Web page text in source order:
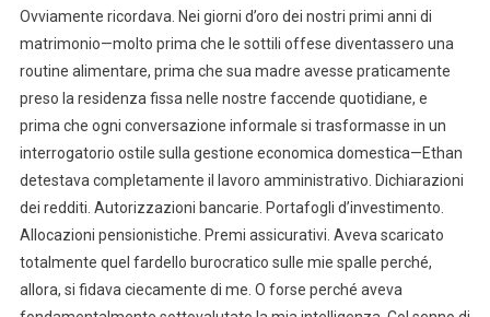
Ovviamente ricordava. Nei giorni d’oro dei nostri primi anni di
matrimonio—molto prima che le sottili offese diventassero una
routine alimentare, prima che sua madre avesse praticamente
preso la residenza fissa nelle nostre faccende quotidiane, e
prima che ogni conversazione informale si trasformasse in un
interrogatorio ostile sulla gestione economica domestica—Ethan
detestava completamente il lavoro amministrativo. Dichiarazioni
dei redditi. Autorizzazioni bancarie. Portafogli d’investimento.
Allocazioni pensionistiche. Premi assicurativi. Aveva scaricato
totalmente quel fardello burocratico sulle mie spalle perché,
allora, si fidava ciecamente di me. O forse perché aveva